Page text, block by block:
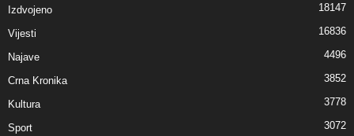
Izdvojeno 18147
Vijesti 16836
Najave 4496
Crna Kronika 3852
Kultura 3778
Sport 3072